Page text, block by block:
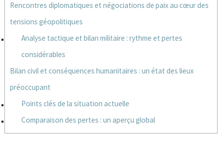
Rencontres diplomatiques et négociations de paix au cœur des
tensions géopolitiques
Analyse tactique et bilan militaire : rythme et pertes
considérables
Bilan civil et conséquences humanitaires : un état des lieux
préoccupant
Points clés de la situation actuelle
Comparaison des pertes : un aperçu global